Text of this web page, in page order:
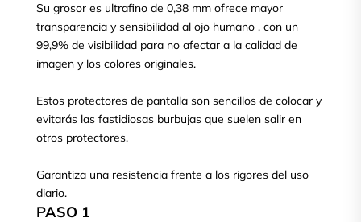
Su grosor es ultrafino de 0,38 mm ofrece mayor
transparencia y sensibilidad al ojo humano , con un
99,9% de visibilidad para no afectar a la calidad de
imagen y los colores originales.
Estos protectores de pantalla son sencillos de colocar y
evitarás las fastidiosas burbujas que suelen salir en
otros protectores.
Garantiza una resistencia frente a los rigores del uso
diario.
PASO 1